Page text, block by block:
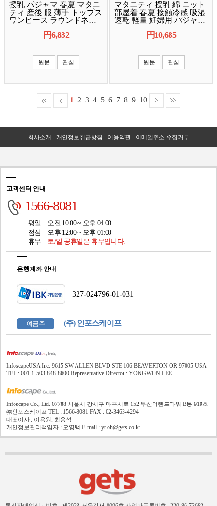
授乳 パジャマ 春夏 マタニ
ティ 産後 服 薄手 トップス
ワンピース ラウンドネッ
スリーブ 黄色 グレー ピン
円6,832
원문 관심
マタニティ 授乳 綿 ニット
部屋着 春夏 接触冷感 吸湿
速乾 軽量 妊婦用 パジャマ
ウェア ゆったり シルクタ
グレー
円10,685
원문 관심
1 2 3 4 5 6 7 8 9 10
회사소개 개인정보취급방침 이용약관 이메일주소 수집거부
고객센터 안내
1566-8081
평일
오전 10:00 ~ 오후 04:00
점심
오후 12:00 ~ 오후 01:00
휴무
토/일 공휴일은 휴무입니다.
은행계좌 안내
327-024796-01-031
예금주 (주) 인포스케이프
InfoscapeUSA Inc. 9615 SW ALLEN BLVD STE 106 BEAVERTON OR 97005 USA
TEL : 001-1-503-848-8600 Representative Director : YONGWON LEE
Infoscape Co., Ltd. 07788 서울시 강서구 마곡서로 152 두산더랜드타워 B동 919호
㈜인포스케이프 TEL : 1566-8081 FAX : 02-3463-4294
대표이사 : 이용원, 최용석
개인정보관리책임자 : 오영택 E-mail : yt.oh@gets.co.kr